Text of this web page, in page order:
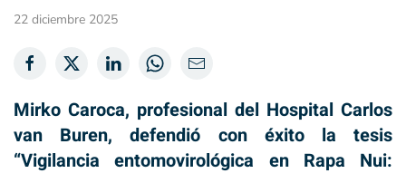
22 diciembre 2025
Mirko Caroca, profesional del Hospital Carlos
van Buren, defendió con éxito la tesis
“Vigilancia entomovirológica en Rapa Nui: